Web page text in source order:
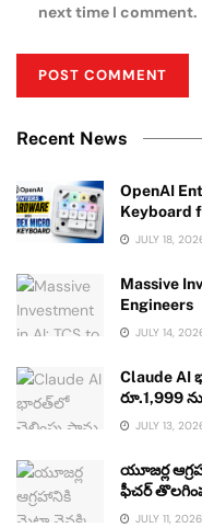
next time I comment.
Recent News
OpenAI
Keyboard
JULY 18,
Massive
Engineers
JULY 14,
Claude AI
రూ.1,999
JULY 13,
యూజర్ల
ఫీచర్
JULY 11, 2026